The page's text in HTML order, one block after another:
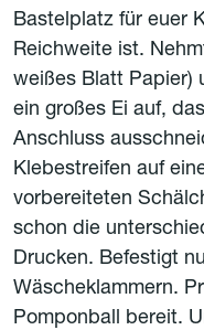
Bastelplatz für euer
Reichweite ist.
weißes Blatt Papier)
ein großes Ei auf,
Anschluss
Klebestreifen auf
vorbereiteten
schon die
Drucken. Befestigt
Wäscheklammern.
Pomponball bereit.